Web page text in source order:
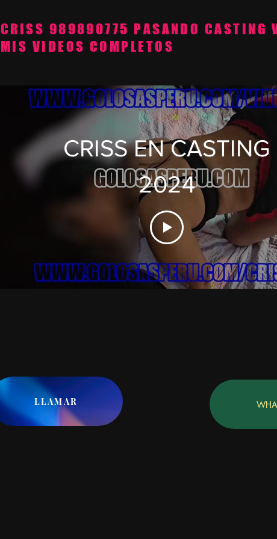
CRISS 989890775 PASANDO CASTING
MIS VIDEOS COMPLETOS
CRISS EN CASTING
2024
LLAMAR